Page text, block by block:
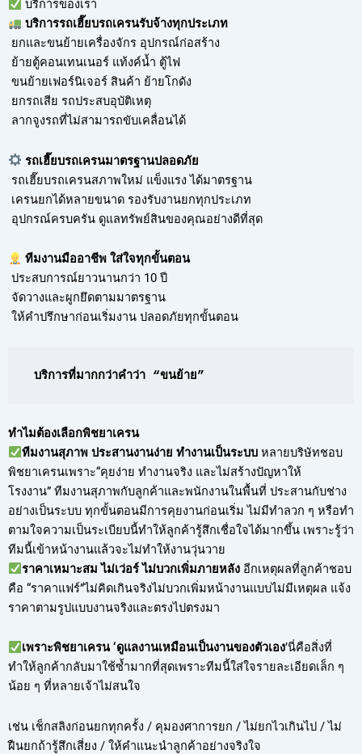
บริการของเรา
บริการรถเฮี๊ยบรถเครนรับจ้างทุกประเภท
ยกและขนย้ายเครื่องจักร อุปกรณ์ก่อสร้าง
ย้ายตู้คอนเทนเนอร์ แท้งค์น้ำ ตู้ไฟ
ขนย้ายเฟอร์นิเจอร์ สินค้า ย้ายโกดัง
ยกรถเสีย รถประสบอุบัติเหตุ
ลากจูงรถที่ไม่สามารถขับเคลื่อนได้
รถเฮี๊ยบรถเครนมาตรฐานปลอดภัย
รถเฮี๊ยบรถเครนสภาพใหม่ แข็งแรง ได้มาตรฐาน
เครนยกได้หลายขนาด รองรับงานยกทุกประเภท
อุปกรณ์ครบครัน ดูแลทรัพย์สินของคุณอย่างดีที่สุด
ทีมงานมืออาชีพ ใส่ใจทุกขั้นตอน
ประสบการณ์ยาวนานกว่า 10 ปี
จัดวางและผูกยึดตามมาตรฐาน
ให้คำปรึกษาก่อนเริ่มงาน ปลอดภัยทุกขั้นตอน
บริการที่มากกว่าคำว่า “ขนย้าย”
ทำไมต้องเลือกพิชยาเครน
ทีมงานสุภาพ ประสานงานง่าย ทำงานเป็นระบบ หลายบริษัทชอบ
พิชยาเครนเพราะ“คุยง่าย ทำงานจริง และไม่สร้างปัญหาให้
โรงงาน” ทีมงานสุภาพกับลูกค้าและพนักงานในพื้นที่ ประสานกับช่าง
อย่างเป็นระบบ ทุกขั้นตอนมีการคุยงานก่อนเริ่ม ไม่มีทำลวก ๆ หรือทำ
ตามใจความเป็นระเบียบนี้ทำให้ลูกค้ารู้สึกเชื่อใจได้มากขึ้น เพราะรู้ว่า
ทีมนี้เข้าหน้างานแล้วจะไม่ทำให้งานวุ่นวาย
ราคาเหมาะสม ไม่เว่อร์ ไม่บวกเพิ่มภายหลังอีกเหตุผลที่ลูกค้าชอบ
คือ “ราคาแฟร์”ไม่คิดเกินจริงไม่บวกเพิ่มหน้างานแบบไม่มีเหตุผล แจ้ง
ราคาตามรูปแบบงานจริงและตรงไปตรงมา
เพราะพิชยาเครน ‘ดูแลงานเหมือนเป็นงานของตัวเอง’นี่คือสิ่งที่
ทำให้ลูกค้ากลับมาใช้ซ้ำมากที่สุดเพราะทีมนี้ใส่ใจรายละเอียดเล็ก ๆ
น้อย ๆ ที่หลายเจ้าไม่สนใจ
เช่น เช็กสลิงก่อนยกทุกครั้ง / คุมองศาการยก / ไม่ยกไวเกินไป / ไม่
ฝืนยกถ้ารู้สึกเสี่ยง / ให้คำแนะนำลูกค้าอย่างจริงใจ